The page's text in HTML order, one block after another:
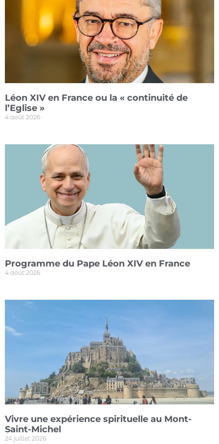
Léon XIV en France ou la « continuité de
l’Eglise »
4 août 2026
Programme du Pape Léon XIV en France
4 août 2026
Vivre une expérience spirituelle au Mont-
Saint-Michel
24 juillet 2026